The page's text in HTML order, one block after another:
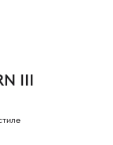
III